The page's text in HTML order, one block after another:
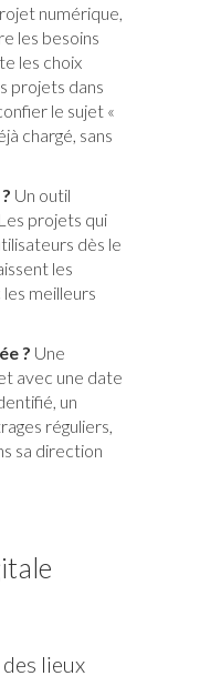
numérique,
les besoins
les choix
projets dans
le sujet «
chargé, sans
Un outil
projets qui
dès le
les
meilleurs
? Une
avec une date
un
réguliers,
sa direction
lieux